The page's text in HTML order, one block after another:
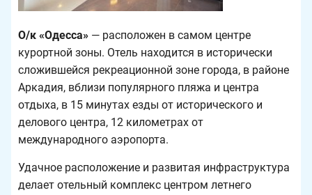
О/к «Одесса» — расположен в самом центре
курортной зоны. Отель находится в исторически
сложившейся рекреационной зоне города, в районе
Аркадия, вблизи популярного пляжа и центра
отдыха, в 15 минутах езды от исторического и
делового центра, 12 километрах от
международного аэропорта.
Удачное расположение и развитая инфраструктура
делает отельный комплекс центром летнего